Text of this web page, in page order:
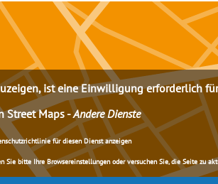
ist eine Einwilligung erforderlich
Street Maps-Andere Dienste
für diesen Dienst anzeigen
bitte Ihre Browsereinstellungen oder versuchen Sie, die Seite zu